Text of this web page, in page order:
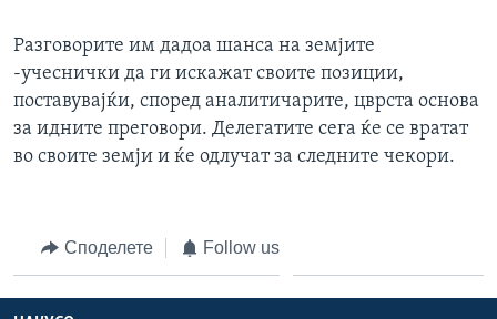
Разговорите им дадоа шанса на земјите
-учеснички да ги искажат своите позиции,
поставувајќи, според аналитичарите, цврста основа
за идните преговори. Делегатите сега ќе се вратат
во своите земји и ќе одлучат за следните чекори.
Споделете Follow us